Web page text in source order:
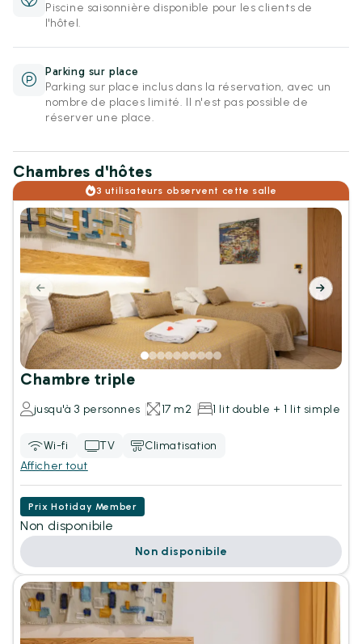
Piscine saisonnière disponible pour les clients de
l'hôtel.
Parking sur place
Parking sur place inclus dans la réservation, avec un
nombre de places limité. Il n'est pas possible de
réserver une place.
Chambres d'hôtes
3 utilisateurs observent cette salle
Chambre triple
jusqu'à 3 personnes 17 m2 1 lit double + 1 lit simple
Wi-fi TV
Climatisation
Afficher tout
Prix Hotiday Member
Non disponibile
Non disponibile